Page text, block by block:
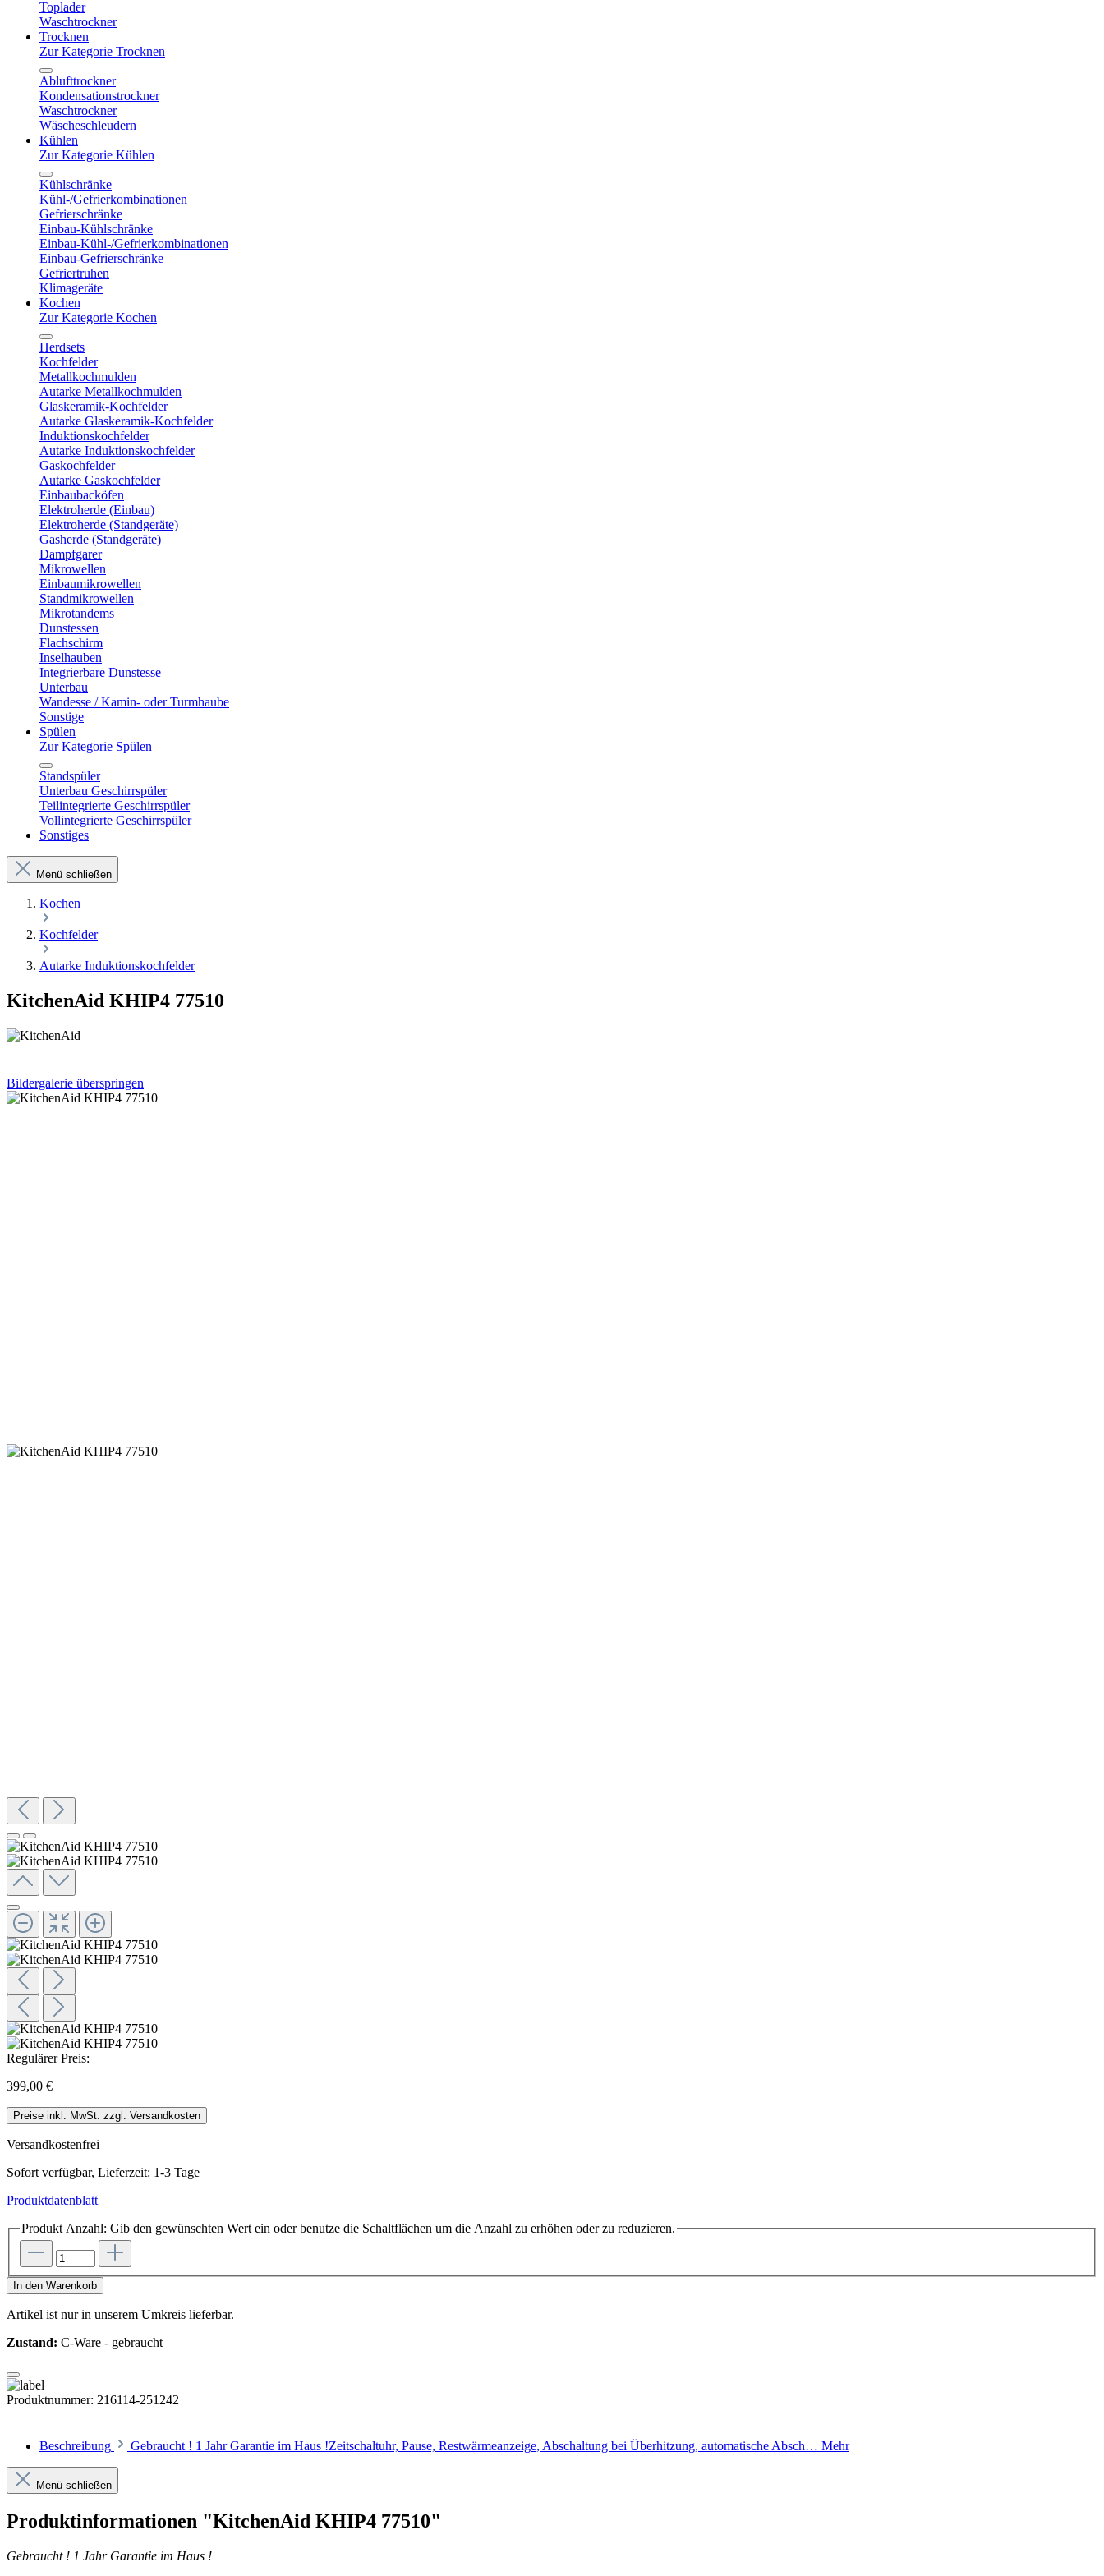
Toplader
Waschtrockner
Trocknen
Zur Kategorie Trocknen
Ablufttrockner
Kondensationstrockner
Waschtrockner
Wäscheschleudern
Kühlen
Zur Kategorie Kühlen
Kühlschränke
Kühl-/Gefrierkombinationen
Gefrierschränke
Einbau-Kühlschränke
Einbau-Kühl-/Gefrierkombinationen
Einbau-Gefrierschränke
Gefriertruhen
Klimageräte
Kochen
Zur Kategorie Kochen
Herdsets
Kochfelder
Metallkochmulden
Autarke Metallkochmulden
Glaskeramik-Kochfelder
Autarke Glaskeramik-Kochfelder
Induktionskochfelder
Autarke Induktionskochfelder
Gaskochfelder
Autarke Gaskochfelder
Einbaubacköfen
Elektroherde (Einbau)
Elektroherde (Standgeräte)
Gasherde (Standgeräte)
Dampfgarer
Mikrowellen
Einbaumikrowellen
Standmikrowellen
Mikrotandems
Dunstessen
Flachschirm
Inselhauben
Integrierbare Dunstesse
Unterbau
Wandesse / Kamin- oder Turmhaube
Sonstige
Spülen
Zur Kategorie Spülen
Standspüler
Unterbau Geschirrspüler
Teilintegrierte Geschirrspüler
Vollintegrierte Geschirrspüler
Sonstiges
Menü schließen
Kochen
Kochfelder
Autarke Induktionskochfelder
KitchenAid KHIP4 77510
Bildergalerie überspringen
Regulärer Preis:
399,00 €
Preise inkl. MwSt. zzgl. Versandkosten
Versandkostenfrei
Sofort verfügbar, Lieferzeit: 1-3 Tage
Produktdatenblatt
Produkt Anzahl: Gib den gewünschten Wert ein oder benutze die Schaltflächen um die Anzahl zu erhöhen oder zu reduzieren.
In den Warenkorb
Artikel ist nur in unserem Umkreis lieferbar.
Zustand: C-Ware - gebraucht
Produktnummer: 216114-251242
Beschreibung Gebraucht ! 1 Jahr Garantie im Haus !Zeitschaltuhr, Pause, Restwärmeanzeige, Abschaltung bei Überhitzung, automatische Absch… Mehr
Menü schließen
Produktinformationen "KitchenAid KHIP4 77510"
Gebraucht ! 1 Jahr Garantie im Haus !